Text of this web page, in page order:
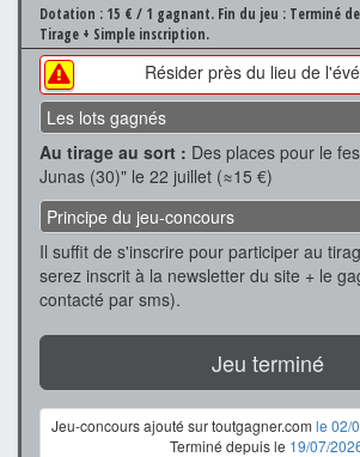
Dotation : 15 € / 1 gagnant. Fin du jeu : Terminé
Tirage + Simple inscription.
Résider près du lieu de
Les lots gagnés
Au tirage au sort : Des places pour le
Junas (30)" le 22 juillet (≈15 €)
Principe du jeu-concours
Il suffit de s'inscrire pour participer au
serez inscrit à la newsletter du site + le
contacté par sms).
Jeu terminé
Jeu-concours ajouté sur toutgagner.com le 02/
Terminé depuis le 19/07/